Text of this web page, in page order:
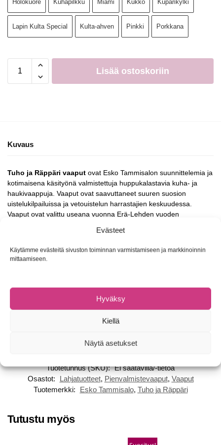
Evästeet
Käytämme evästeitä sivuston toiminnan varmistamiseen ja markkinoinnin
mittaamiseen.
Hyväksy
Kiellä
Näytä asetukset
Holokuore Kuhapilkku Miami Kukko Kuparikylki
Lapin Kulta Special Kulta-ahven Pinkki Porkkana
Lisää ostoskoriin
Kuvaus
Tuho ja Räppäri vaaput ovat Esko Tammisalon suunnittelemia ja
kotimaisena käsityönä valmistettuja huppukalastavia kuha- ja
haukivaappuja. Vaaput ovat saavuttaneet suuren suosion
uistelukilpailuissa ja vetouistelun harrastajien keskuudessa.
Vaaput ovat valittu useana vuonna Erä-Lehden vuoden
Tuotetunnus (SKU): Ei saatavilla/-tietoa
Osastot:
Lahjatuotteet, Pienvalmistevaaput, Vaaput
Tuotemerkki:
Esko Tammisalo, Tuho ja Räppäri
Tutustu myös